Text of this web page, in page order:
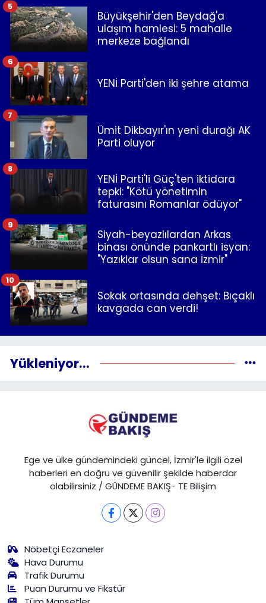
Büyükşehir'den Beydağ'a
ulaşım hamlesi: 5 mahalle
merkeze bağlandı
5
YENİ Parti'den iki şehre atama
6
Ümit Dikbayır'ın yeni durağı AK
Parti oluyor
7
YENİ Parti'li Güç'ten iktidara
tepki: "Kötü yönetimin
faturasını Romanlar ödüyor"
8
Siyah-beyazlılardan Arkas
binası önünde pankartlı isyan:
"Yazıklar olsun sana İzmir"
9
Sokak ortasında dehşet: Bıçaklı
kavgada can verdi!
10
Yükleniyor...
Ege ve ülke gündemindeki güncel, İzmir'le ilgili özel
haberleri en doğru ve güvenilir şekilde haberdar
olabilirsiniz / GÜNDEME BAKIŞ- TE Bilişim
Nöbetçi Eczaneler
Hava Durumu
Trafik Durumu
Puan Durumu ve Fikstür